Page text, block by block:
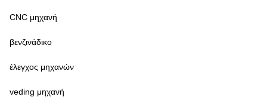
CNC μηχανή
βενζινάδικο
έλεγχος μηχανών
veding μηχανή